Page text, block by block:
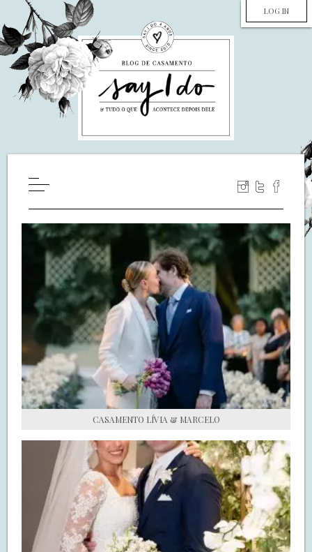
LOG IN
WILL YOU MARRY ME?
LUA DE MEL
COZINHA
DECORAÇÃO
DE NOIVA PRA NOIVA
S.O.S CASADAS
FALE COM O SAY I DO
CASAMENTO LÍVIA & MARCELO